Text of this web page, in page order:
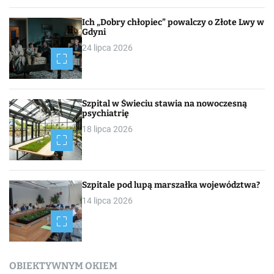
Ich „Dobry chłopiec” powalczy o Złote Lwy w
Gdyni
24 lipca 2026
Szpital w Świeciu stawia na nowoczesną
psychiatrię
18 lipca 2026
Szpitale pod lupą marszałka województwa?
14 lipca 2026
OBIEKTYWNYM OKIEM